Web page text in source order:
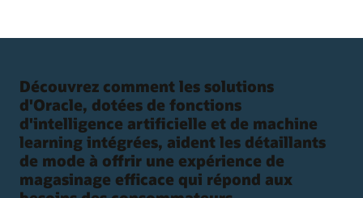
Découvrez comment les solutions
d'Oracle, dotées de fonctions
d'intelligence artificielle et de machine
learning intégrées, aident les détaillants
de mode à offrir une expérience de
magasinage efficace qui répond aux